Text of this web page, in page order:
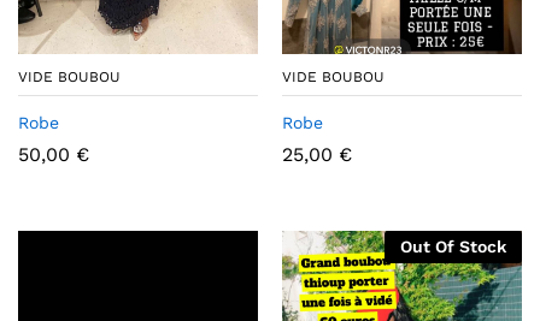
VIDE BOUBOU
Robe
50,00 €
VIDE BOUBOU
Robe
25,00 €
Out Of Stock